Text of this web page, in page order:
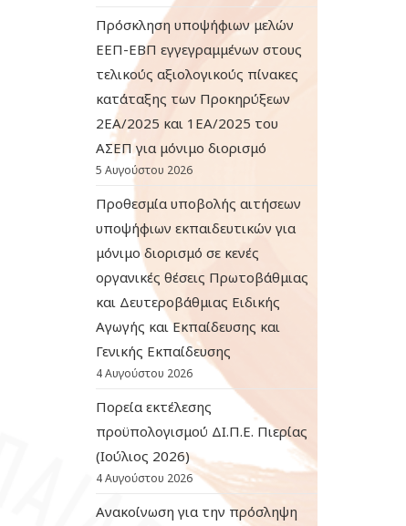
Πρόσκληση υποψήφιων μελών
ΕΕΠ-ΕΒΠ εγγεγραμμένων στους
τελικούς αξιολογικούς πίνακες
κατάταξης των Προκηρύξεων
2ΕΑ/2025 και 1ΕΑ/2025 του
ΑΣΕΠ για μόνιμο διορισμό
5 Αυγούστου 2026
Προθεσμία υποβολής αιτήσεων
υποψήφιων εκπαιδευτικών για
μόνιμο διορισμό σε κενές
οργανικές θέσεις Πρωτοβάθμιας
και Δευτεροβάθμιας Ειδικής
Αγωγής και Εκπαίδευσης και
Γενικής Εκπαίδευσης
4 Αυγούστου 2026
Πορεία εκτέλεσης
προϋπολογισμού ΔΙ.Π.Ε. Πιερίας
(Ιούλιος 2026)
4 Αυγούστου 2026
Ανακοίνωση για την πρόσληψη